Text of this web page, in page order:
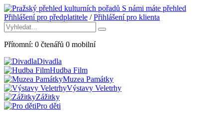
S námi máte přehled
Přihlášení pro předplatitele /Přihlášení pro klienta
Přítomní: 0 čtenářů 0 mobilní
Divadla
Hudba Film
Muzea Památky
Výstavy Veletrhy
Zážitky
Pro děti